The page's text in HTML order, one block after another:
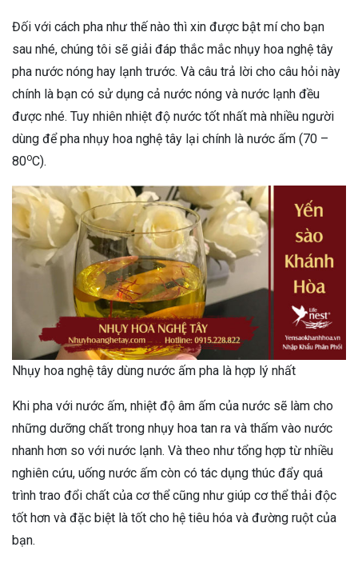
Đối với cách pha như thế nào thì xin được bật mí cho bạn
sau nhé, chúng tôi sẽ giải đáp thắc mắc nhụy hoa nghệ tây
pha nước nóng hay lạnh trước. Và câu trả lời cho câu hỏi này
chính là bạn có sử dụng cả nước nóng và nước lạnh đều
được nhé. Tuy nhiên nhiệt độ nước tốt nhất mà nhiều người
dùng để pha nhụy hoa nghệ tây lại chính là nước ấm (70 –
80oC).
Nhụy hoa nghệ tây dùng nước ấm pha là hợp lý nhất
Khi pha với nước ấm, nhiệt độ âm ấm của nước sẽ làm cho
những dưỡng chất trong nhụy hoa tan ra và thấm vào nước
nhanh hơn so với nước lạnh. Và theo như tổng hợp từ nhiều
nghiên cứu, uống nước ấm còn có tác dụng thúc đẩy quá
trình trao đổi chất của cơ thể cũng như giúp cơ thể thải độc
tốt hơn và đặc biệt là tốt cho hệ tiêu hóa và đường ruột của
bạn.